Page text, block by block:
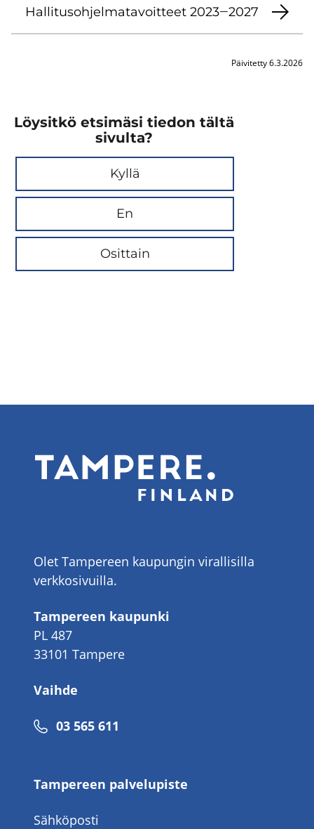
Hallitusohjelma­tavoitteet 2023‒2027
Päivitetty 6.3.2026
Löysitkö etsimäsi tiedon tältä
sivulta?
Kyllä
En
Osittain
Olet Tampereen kaupungin virallisilla
verkkosivuilla.
Tampereen kaupunki
PL 487
33101 Tampere
Vaihde
Puhelinnumero
03 565 611
Tampereen palvelupiste
Sähköposti